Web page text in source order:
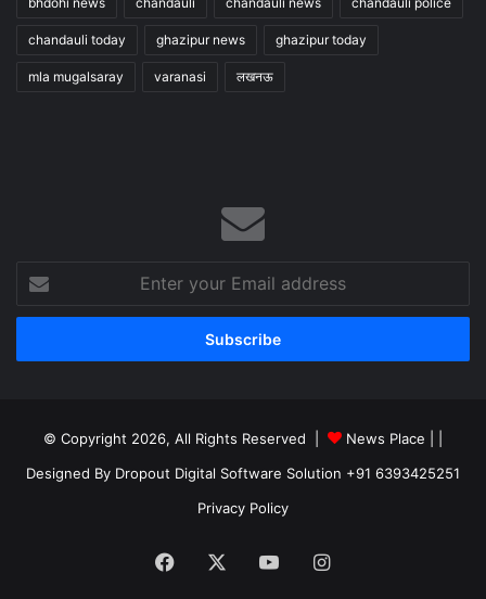
chandauli today ghazipur news ghazipur today
mla mugalsaray varanasi लखनऊ
your
Email
© Copyright 2026, All Rights Reserved | News Place |
Designed By Dropout Digital Software Solution +91 6393425251
Privacy Policy
Facebook YouTubeInstagram